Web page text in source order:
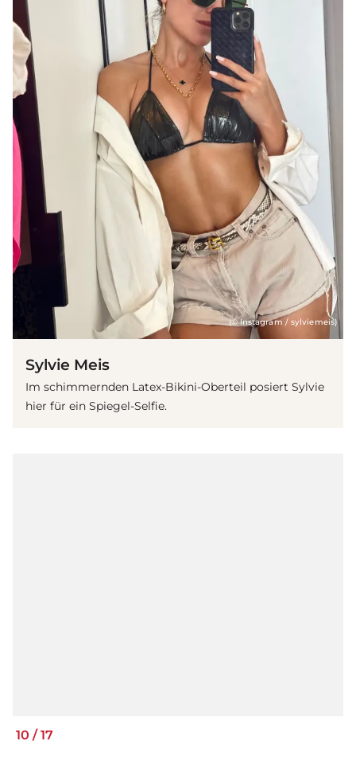
(© Instagram / sylviemeis)
Sylvie Meis
Im schimmernden Latex-Bikini-Oberteil posiert Sylvie
hier für ein Spiegel-Selfie.
10 /17